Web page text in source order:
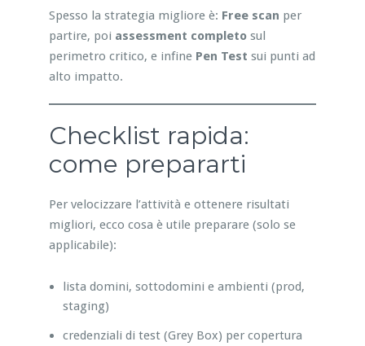
Spesso la strategia migliore è: Free scan per
partire, poi assessment completosul
perimetro critico, e infine Pen Test sui punti ad
alto impatto.
Checklist rapida:
come prepararti
Per velocizzare l’attività e ottenere risultati
migliori, ecco cosa è utile preparare (solo se
applicabile):
lista domini, sottodomini e ambienti (prod,
staging)
credenziali di test (Grey Box) per copertura